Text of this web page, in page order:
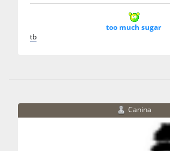
too much sugar
tb
Canina